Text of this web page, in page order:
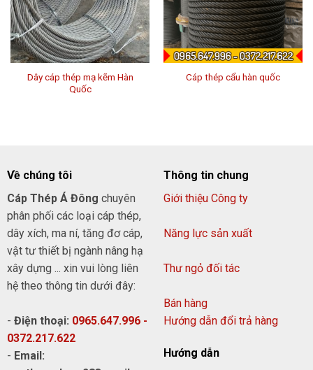
Dây cáp thép mạ kẽm Hàn
Quốc
Cáp thép cẩu hàn quốc
Về chúng tôi
Cáp Thép Á Đông chuyên
phân phối các loại cáp thép,
dây xích, ma ní, tăng đơ cáp,
vật tư thiết bị ngành nâng hạ
xây dựng ... xin vui lòng liên
hệ theo thông tin dưới đây:
- Điện thoại: 0965.647.996 -
0372.217.622
- Email:
Thông tin chung
Giới thiệu Công ty
Năng lực sản xuất
Thư ngỏ đối tác
Bán hàng
Hướng dẫn đổi trả hàng
Hướng dẫn